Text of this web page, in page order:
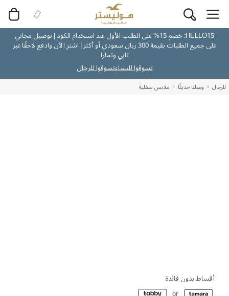
HELLO15: خصم 15% على الطلب الأول عند استخدام الكود | توصيل مجاني
على جميع الطلبات بقيمة 300 ريال سعودي أو أكثر | اشترِ الآن وادفع لاحقًا عبر
تابي وتمارا
تسوقوا للنساءتسوقوا للرجال
للرجال وصلنا حديثًا ملابس سفلية
أقساط بدون فائدة